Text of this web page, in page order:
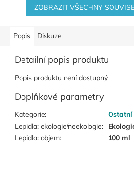
ZOBRAZIT VŠECHNY
Popis Diskuze
Detailní popis produktu
Popis produktu není dostupný
Doplňkové parametry
Kategorie:
Ostatní
Lepidla: ekologie/neekologie:
Lepidla: objem: 100 ml